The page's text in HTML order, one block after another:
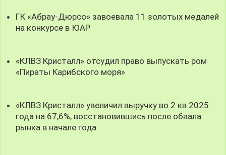
ГК «Абрау-Дюрсо» завоевала 11 золотых медалей
на конкурсе в ЮАР
«КЛВЗ Кристалл» отсудил право выпускать ром
«Пираты Карибского моря»
«КЛВЗ Кристалл» увеличил выручку во 2 кв 2025
года на 67,6%, восстановившись после обвала
рынка в начале года